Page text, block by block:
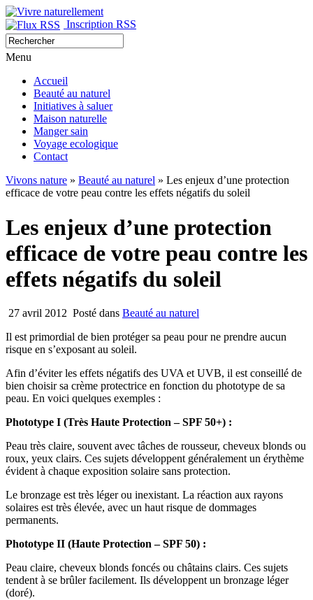
Inscription RSS
Menu
Accueil
Beauté au naturel
Initiatives à saluer
Maison naturelle
Manger sain
Voyage ecologique
Contact
Vivons nature » Beauté au naturel » Les enjeux d’une protection
efficace de votre peau contre les effets négatifs du soleil
Les enjeux d’une protection
efficace de votre peau contre les
effets négatifs du soleil
27 avril 2012 Posté dans Beauté au naturel
Il est primordial de bien protéger sa peau pour ne prendre aucun
risque en s’exposant au soleil.
Afin d’éviter les effets négatifs des UVA et UVB, il est conseillé de
bien choisir sa crème protectrice en fonction du phototype de sa
peau. En voici quelques exemples :
Phototype I (Très Haute Protection – SPF 50+) :
Peau très claire, souvent avec tâches de rousseur, cheveux blonds ou
roux, yeux clairs. Ces sujets développent généralement un érythème
évident à chaque exposition solaire sans protection.
Le bronzage est très léger ou inexistant. La réaction aux rayons
solaires est très élevée, avec un haut risque de dommages
permanents.
Phototype II (Haute Protection – SPF 50) :
Peau claire, cheveux blonds foncés ou châtains clairs. Ces sujets
tendent à se brûler facilement. Ils développent un bronzage léger
(doré).